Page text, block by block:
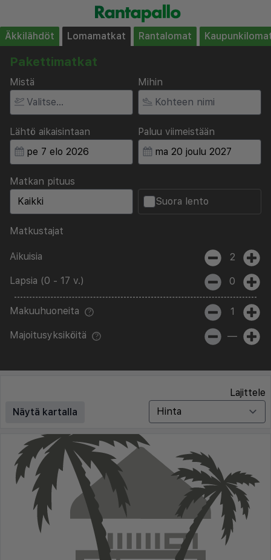
Äkkilähdöt Lomamatkat Rantalomat
Pakettimatkat
Mistä Mihin
Lähtö aikaisintaan Paluu viimeistään
Matkan pituus
Suora lento
Matkustajat
Aikuisia 2
Lapsia (0 - 17 v.) 0
Makuuhuoneita 1
Majoitusyksiköitä —
Näytä kartalla
Lajittele